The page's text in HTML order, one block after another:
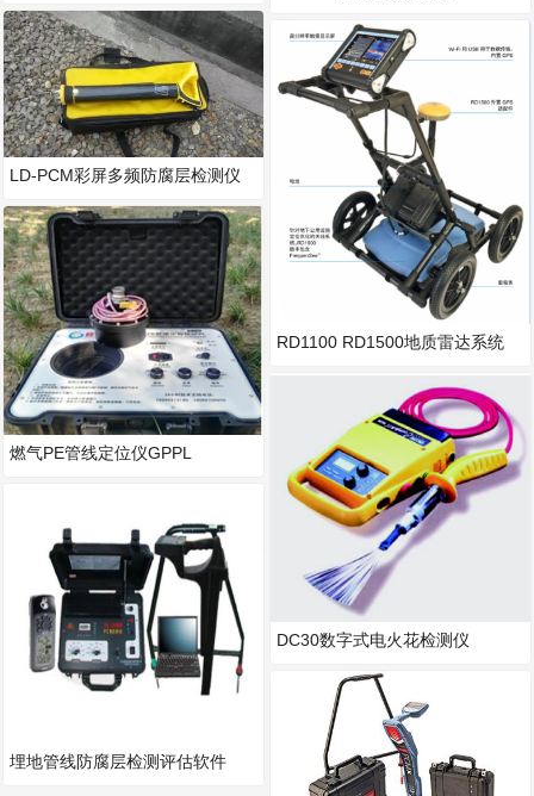
LD-PCM彩屏多频防腐层检测仪
燃气PE管线定位仪GPPL
埋地管线防腐层检测评估软件
RD1100 RD1500地质雷达系统
DC30数字式电火花检测仪